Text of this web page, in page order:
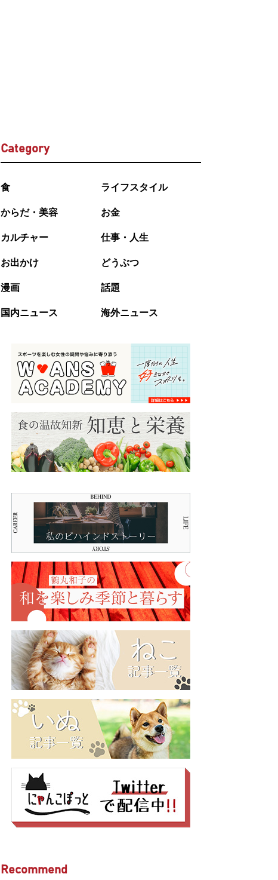
Category
食 ライフスタイル
からだ・美容 お金
カルチャー 仕事・人生
お出かけ どうぶつ
漫画 話題
国内ニュース 海外ニュース
Recommend